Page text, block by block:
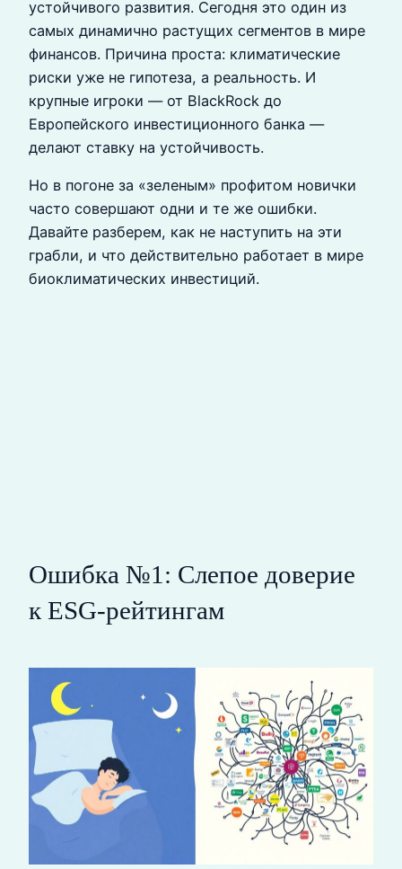
устойчивого развития. Сегодня это один из
самых динамично растущих сегментов в мире
финансов. Причина проста: климатические
риски уже не гипотеза, а реальность. И
крупные игроки — от BlackRock до
Европейского инвестиционного банка —
делают ставку на устойчивость.
Но в погоне за «зеленым» профитом новички
часто совершают одни и те же ошибки.
Давайте разберем, как не наступить на эти
грабли, и что действительно работает в мире
биоклиматических инвестиций.
Ошибка №1: Слепое доверие
к ESG-рейтингам